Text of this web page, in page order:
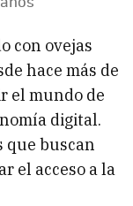
con ovejas
hace más de
el mundo de
digital.
que buscan
el acceso a la